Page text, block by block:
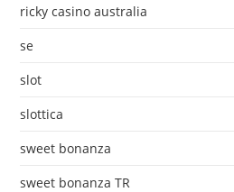
ricky casino australia
se
slot
slottica
sweet bonanza
sweet bonanza TR